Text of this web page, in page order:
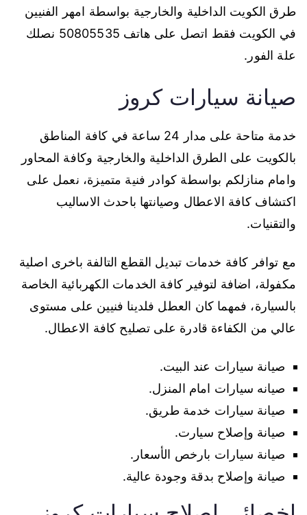
طرق الكويت الداخلية والخارجية بواسطة امهر الفنيين
في الكويت فقط اتصل على هاتف 50805535 نصلك
علة الفور.
صيانة سيارات كروز
خدمة متاحة على مدار 24 ساعة في كافة المناطق
بالكويت على الطرق الداخلية والخارجية وكافة المحاور
وامام منازلكم بواسطة كوادر فنية متميزة، نعمل على
اكتشاف كافة الاعطال وصيانتها باحدث الاساليب
والتقنيات.
مع توافر كافة خدمات تبديل القطع التالفة باخرى اصلية
مكفولة، اضافة لتوفير كافة الخدمات الكهربائية الخاصة
بالسيارة، فمهما كان العطل فلدينا فنيين على مستوى
عالي من الكفاءة قادرة على تصليح كافة الاعطال.
صيانة سيارات عند البيت.
صيانه سيارات امام المنزل.
صيانة سيارات خدمة طريق.
صيانة وإصلاح سيارت.
صيانة سيارات بارخص الأسعار.
صيانة وإصلاح بدقة وجودة عالية.